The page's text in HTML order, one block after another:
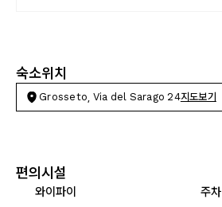
숙소위치
Grosseto, Via del Sarago 24지도보기
편의시설
와이파이
주차